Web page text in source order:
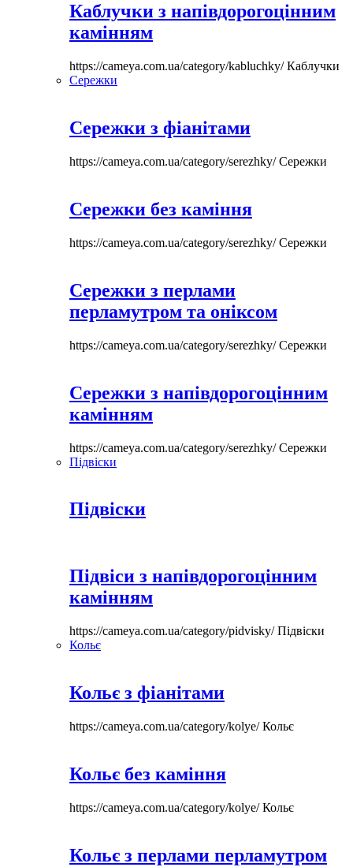
Каблучки з напівдорогоцінним
камінням
https://cameya.com.ua/category/kabluchky/Каблучки
Сережки
Сережки з фіанітами
https://cameya.com.ua/category/serezhky/Сережки
Сережки без каміння
https://cameya.com.ua/category/serezhky/Сережки
Сережки з перлами
перламутром та оніксом
https://cameya.com.ua/category/serezhky/Сережки
Сережки з напівдорогоцінним
камінням
https://cameya.com.ua/category/serezhky/Сережки
Підвіски
Підвіски
Підвіси з напівдорогоцінним
камінням
https://cameya.com.ua/category/pidvisky/Підвіски
Кольє
Кольє з фіанітами
https://cameya.com.ua/category/kolye/Кольє
Кольє без каміння
https://cameya.com.ua/category/kolye/Кольє
Кольє з перлами перламутром